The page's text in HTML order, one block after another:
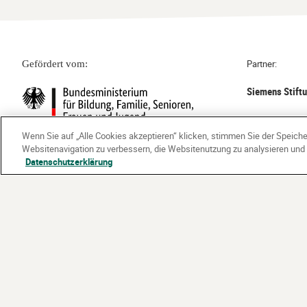
Gefördert vom: Partner:
Siemens
Wenn Sie auf „Alle Cookies akzeptieren“ klicken, stimmen Sie der
Websitenavigation zu verbessern, die Websitenutzung zu analysieren
Datenschutzerklärung